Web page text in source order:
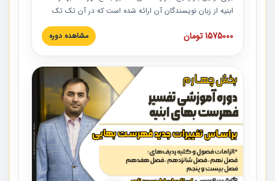
ابنیه از زبان نویسندگان آن ارائه شده است که در آن تک تک
ردیف ها و مطالب فهرست بها تفسیر و ارائه شده است. این
دوره به صورت کامل تصویری بوده و به همراه تصاویر عملیات
دوره با کلام مهندس علیرضاحسین‌زاده مدیر پروژه مهندسی
مشاور در امر بازنگری فهرست بها رشته ابنیه ارائه شده و به تمام
همکارانی که در حوزه صنعت ساخت در حال فعالیت هستند حتما
توصیه می کنیم از مطالب این دوره استفاده نمایند.
1575000 تومان مشاهده دوره